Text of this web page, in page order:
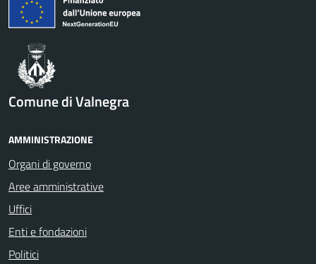
Comune di Valnegra
AMMINISTRAZIONE
Organi di governo
Aree amministrative
Uffici
Enti e fondazioni
Politici